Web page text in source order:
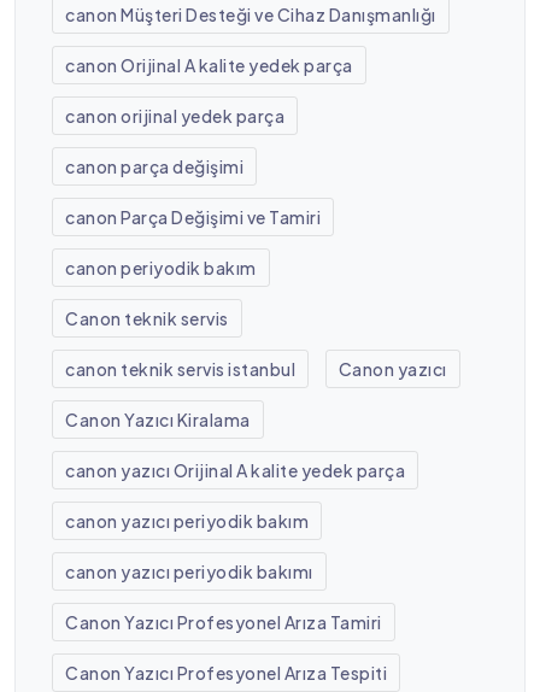
canon Müşteri Desteği ve Cihaz Danışmanlığı
canon Orijinal A kalite yedek parça
canon orijinal yedek parça
canon parça değişimi
canon Parça Değişimi ve Tamiri
canon periyodik bakım
Canon teknik servis
canon teknik servis istanbul Canon yazıcı
Canon Yazıcı Kiralama
canon yazıcı Orijinal A kalite yedek parça
canon yazıcı periyodik bakım
canon yazıcı periyodik bakımı
Canon Yazıcı Profesyonel Arıza Tamiri
Canon Yazıcı Profesyonel Arıza Tespiti